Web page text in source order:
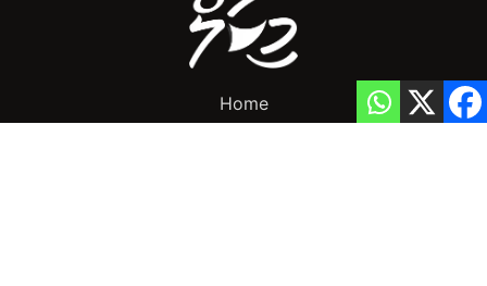
Home
Privacy Policy